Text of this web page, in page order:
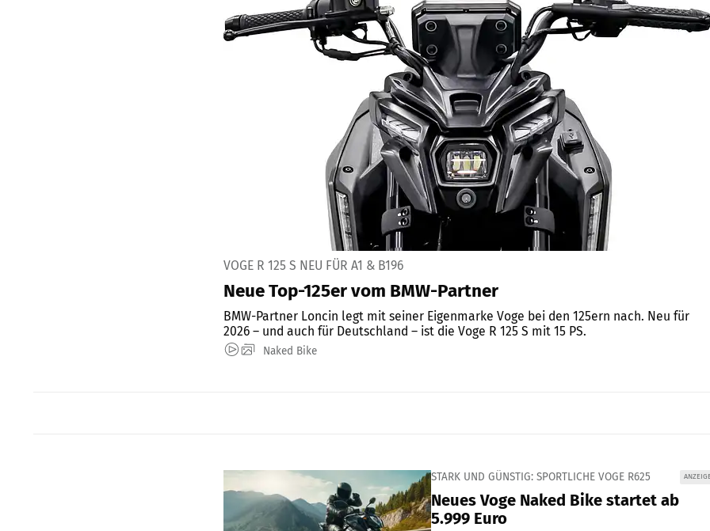
VOGE R 125 S NEU FÜR A1 & B196
Neue Top-125er vom BMW-Partner
BMW-Partner Loncin legt mit seiner Eigenmarke Voge bei den 125ern nach. Neu für
2026 – und auch für Deutschland – ist die Voge R 125 S mit 15 PS.
Naked Bike
STARK UND GÜNSTIG: SPORTLICHE VOGE R625
Neues Voge Naked Bike startet ab
5.999 Euro